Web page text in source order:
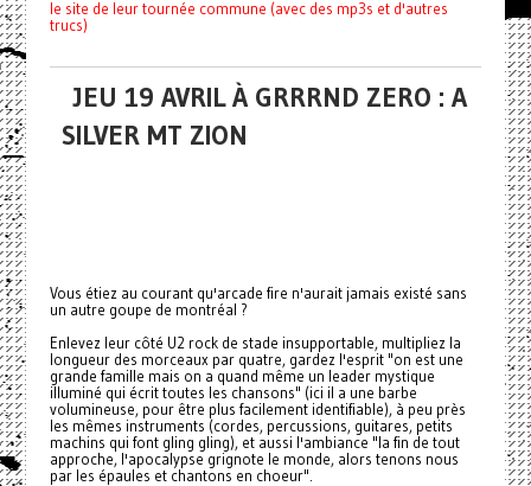
le site de leur tournée commune (avec des mp3s et d'autres
trucs)
JEU 19 AVRIL À GRRRND ZERO : A
SILVER MT ZION
Vous étiez au courant qu'arcade fire n'aurait jamais existé sans
un autre goupe de montréal ?
Enlevez leur côté U2 rock de stade insupportable, multipliez la
longueur des morceaux par quatre, gardez l'esprit "on est une
grande famille mais on a quand même un leader mystique
illuminé qui écrit toutes les chansons" (ici il a une barbe
volumineuse, pour être plus facilement identifiable), à peu près
les mêmes instruments (cordes, percussions, guitares, petits
machins qui font gling gling), et aussi l'ambiance "la fin de tout
approche, l'apocalypse grignote le monde, alors tenons nous
par les épaules et chantons en choeur".